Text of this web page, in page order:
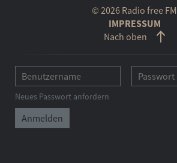
© 2026 Radio free FM
IMPRESSUM
Nach oben
Neues Passwort anfordern